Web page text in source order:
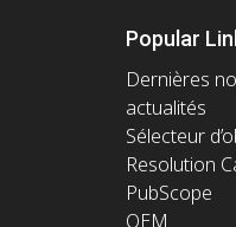
Popular
Dernières
actualités
Sélecteur
Resolution
PubScope
OEM